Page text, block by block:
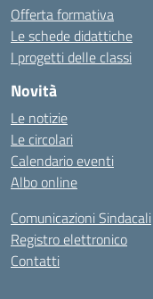
Offerta formativa
Le schede didattiche
I progetti delle classi
Novità
Le notizie
Le circolari
Calendario eventi
Albo online
Comunicazioni Sindacali
Registro elettronico
Contatti